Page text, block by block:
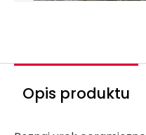
Opis produktu